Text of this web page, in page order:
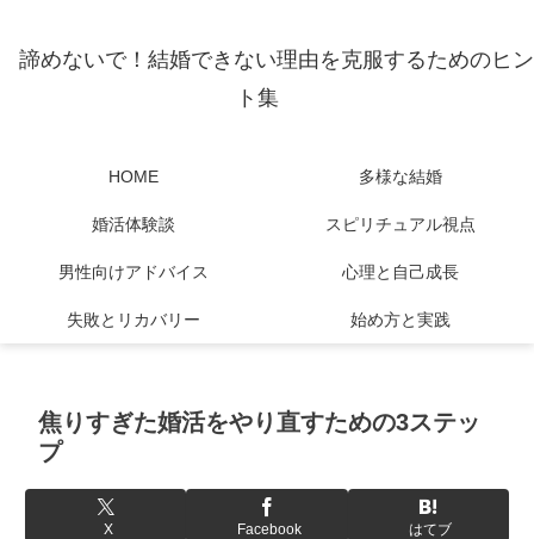
諦めないで！結婚できない理由を克服するためのヒン
ト集
HOME 多様な結婚
婚活体験談 スピリチュアル視点
男性向けアドバイス 心理と自己成長
失敗とリカバリー 始め方と実践
焦りすぎた婚活をやり直すための3ステッ
プ
X Facebook はてブ